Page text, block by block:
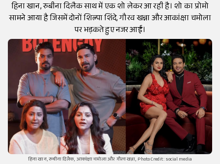
हिना खान, रुबीना दिलैक साथ में एक शो लेकर आ रही है। शो का प्रोमो
सामने आया है जिसमें दोनों शिल्पा शिंदे, गौरव खन्ना और आकांक्षा चमोला
पर भड़कते हुए नजर आईं।
हिना खान, रुबीना दिलैक, आकांक्षा चमोला और गौरव खन्ना, Photo Credit: social media